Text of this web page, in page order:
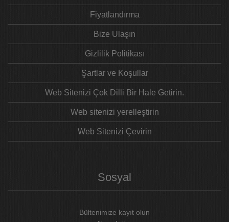
Fiyatlandırma
Bize Ulaşın
Gizlilik Politikası
Şartlar ve Koşullar
Web Sitenizi Çok Dilli Bir Hale Getirin.
Web sitenizi yerelleştirin
Web Sitenizi Çevirin
Sosyal
Bültenimize kayıt olun